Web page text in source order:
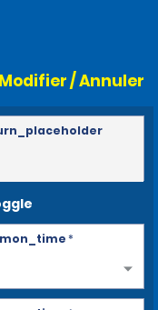
/ Annuler
*